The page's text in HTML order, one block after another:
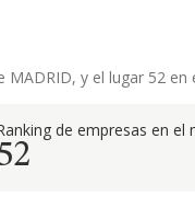
MADRID, y el lugar 52
de empresas en